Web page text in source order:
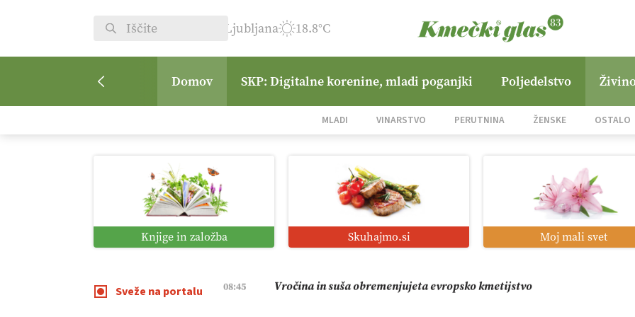
Ljubljana 18.8°C
Domov SKP: Digitalne korenine, mladi poganjki Poljedelstvo
MLADI VINARSTVO PERUTNINA ŽENSKE OSTALO
Knjige in založba Skuhajmo.si Moj mali svet
Sveže na portalu
01:38 Digitalno od satelita do prašičjega korita
09:09 Pomagajmo družini Bregar po uničujočem požaru
08:45 Vročina in suša obremenjujeta evropsko kmetijstvo
08:35 Med vročino, stroški in pričakovanjem preobrata